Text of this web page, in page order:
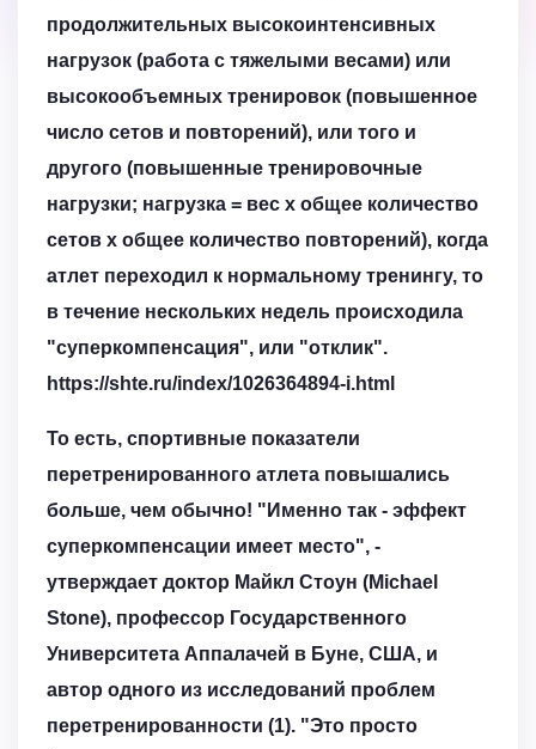
продолжительных высокоинтенсивных
нагрузок (работа с тяжелыми весами) или
высокообъемных тренировок (повышенное
число сетов и повторений), или того и
другого (повышенные тренировочные
нагрузки; нагрузка = вес х общее количество
сетов х общее количество повторений), когда
атлет переходил к нормальному тренингу, то
в течение нескольких недель происходила
"суперкомпенсация", или "отклик".
https://shte.ru/index/1026364894-i.html
То есть, спортивные показатели
перетренированного атлета повышались
больше, чем обычно! "Именно так - эффект
суперкомпенсации имеет место", -
утверждает доктор Майкл Стоун (Michael
Stone), профессор Государственного
Университета Аппалачей в Буне, США, и
автор одного из исследований проблем
перетренированности (1). "Это просто